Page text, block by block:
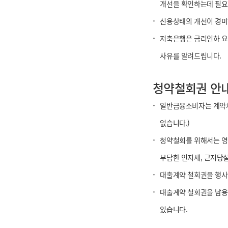
개선을 확인하는데 필
· 신용상태의 개선이 경
· 저축은행은 금리인하
사유를 알려드립니다.
청약철회권 안
· 일반금융소비자는 계
없습니다.)
· 청약철회를 위해서는
부담한 인지세, 근저당
· 대출계약 철회권을 행
· 대출계약 철회권을 남
있습니다.